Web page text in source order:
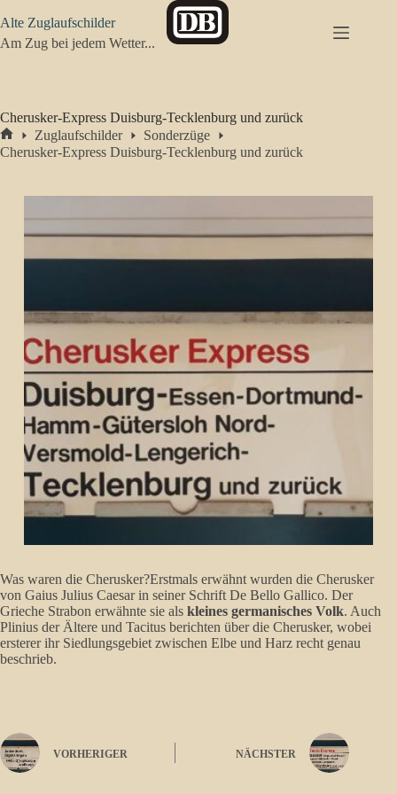
Inhalt
springen
Alte Zuglaufschilder
Am Zug bei jedem Wetter...
Cherusker-Express Duisburg-Tecklenburg und zurück
Start
Zuglaufschilder
Sonderzüge
Cherusker-Express Duisburg-Tecklenburg und zurück
Was waren die Cherusker?Erstmals erwähnt wurden die Cherusker
von Gaius Julius Caesar in seiner Schrift De Bello Gallico. Der
Grieche Strabon erwähnte sie als kleines germanisches Volk. Auch
Plinius der Ältere und Tacitus berichten über die Cherusker, wobei
ersterer ihr Siedlungsgebiet zwischen Elbe und Harz recht genau
beschrieb.
VORHERIGER NÄCHSTER